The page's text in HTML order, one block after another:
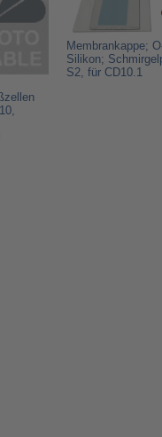
Membrankappe;
Silikon;
S2, für CD10.1